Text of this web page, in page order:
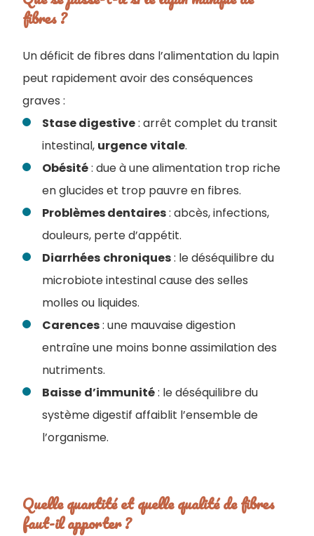
fibres ?
Un déficit de fibres dans l’alimentation du lapin
peut rapidement avoir des conséquences
graves :
Stase digestive: arrêt complet du transit
intestinal, urgencevitale.
Obésité: due à une alimentation trop riche
en glucides et trop pauvre en fibres.
Problèmes dentaires: abcès, infections,
douleurs, perte d’appétit.
Diarrhées chroniques: le déséquilibre du
microbiote intestinal cause des selles
molles ou liquides.
Carences: une mauvaise digestion
entraîne une moins bonne assimilation des
nutriments.
Baisse d’immunité: le déséquilibre du
système digestif affaiblit l’ensemble de
l’organisme.
Quelle quantité et quelle qualité de fibres
faut-il apporter ?